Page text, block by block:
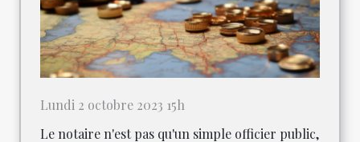
Lundi 2 octobre 2023 15h
Le notaire n'est pas qu'un simple officier public,